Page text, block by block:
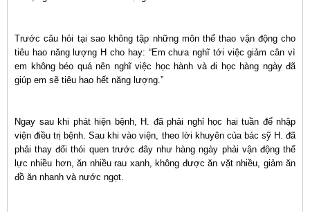
Trước câu hỏi tại sao không tập những môn thể thao vận động cho
tiêu hao năng lượng H cho hay: “Em chưa nghĩ tới việc giảm cân vì
em không béo quá nên nghĩ việc học hành và đi học hàng ngày đã
giúp em sẽ tiêu hao hết năng lượng.”
Ngay sau khi phát hiện bệnh, H. đã phải nghỉ học hai tuần để nhập
viện điều trị bệnh. Sau khi vào viện, theo lời khuyên của bác sỹ H. đã
phải thay đổi thói quen trước đây như hàng ngày phải vận động thể
lực nhiều hơn, ăn nhiều rau xanh, không được ăn vặt nhiều, giảm ăn
đồ ăn nhanh và nước ngọt.